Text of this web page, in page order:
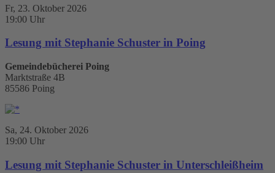
Fr, 23. Oktober 2026
19:00 Uhr
Lesung mit Stephanie Schuster in Poing
Gemeindebücherei Poing
Marktstraße 4B
85586 Poing
Sa, 24. Oktober 2026
19:00 Uhr
Lesung mit Stephanie Schuster in Unterschleißheim